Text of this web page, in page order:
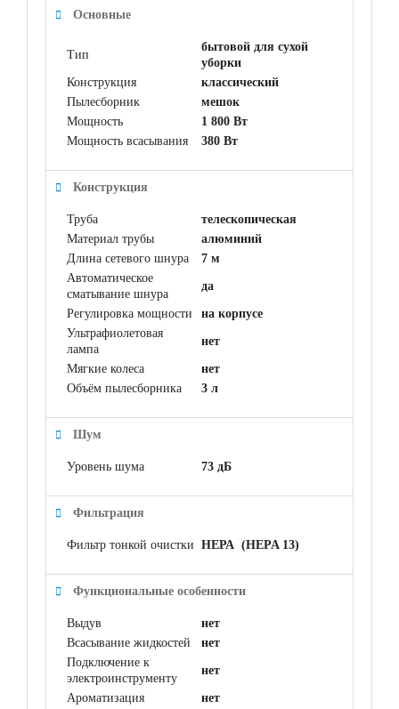
Основные
Тип
бытовой для сухой
уборки
Конструкция
классический
Пылесборник
мешок
Мощность
1 800 Вт
Мощность всасывания
380 Вт
Конструкция
Труба
телескопическая
Материал трубы
алюминий
Длина сетевого шнура
7 м
Автоматическое
сматывание шнура
да
Регулировка мощности
на корпусе
Ультрафиолетовая
лампа
нет
Мягкие колеса
нет
Объём пылесборника
3 л
Шум
Уровень шума 73 дБ
Фильтрация
Фильтр тонкой очистки НЕРА (HEPA 13)
Функциональные особенности
Выдув
нет
Всасывание жидкостей
нет
Подключение к
электроинструменту
нет
Ароматизация
нет